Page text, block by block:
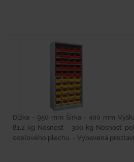
Dĺžka - 950 mm Šírka - 400 mm
81,2 kg Nosnosť - 300 kg Nosnosť
oceľového plechu. - Vybavená